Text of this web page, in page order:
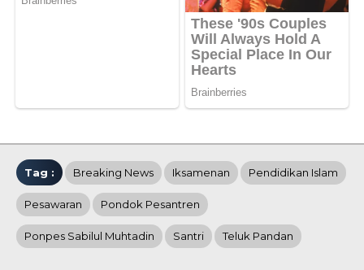
Tag : Breaking News Iksamenan Pendidikan Islam
Pesawaran Pondok Pesantren
Ponpes Sabilul Muhtadin Santri Teluk Pandan